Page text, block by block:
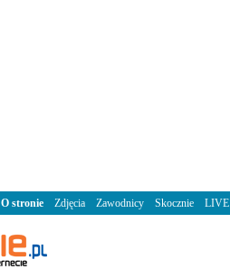
O stronie Zdjęcia Zawodnicy Skocznie LIVE